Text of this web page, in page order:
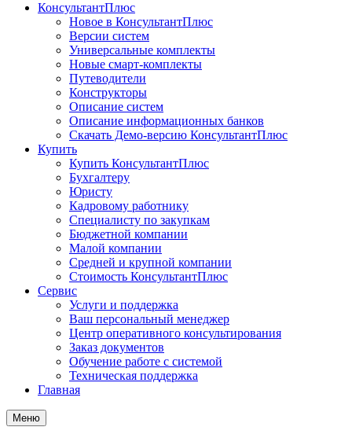
КонсультантПлюс
Новое в КонсультантПлюс
Версии систем
Универсальные комплекты
Новые смарт-комплекты
Путеводители
Конструкторы
Описание систем
Описание информационных банков
Скачать Демо-версию КонсультантПлюс
Купить
Купить КонсультантПлюс
Бухгалтеру
Юристу
Кадровому работнику
Специалисту по закупкам
Бюджетной компании
Малой компании
Средней и крупной компании
Стоимость КонсультантПлюс
Сервис
Услуги и поддержка
Ваш персональный менеджер
Центр оперативного консультирования
Заказ документов
Обучение работе с системой
Техническая поддержка
Главная
Меню